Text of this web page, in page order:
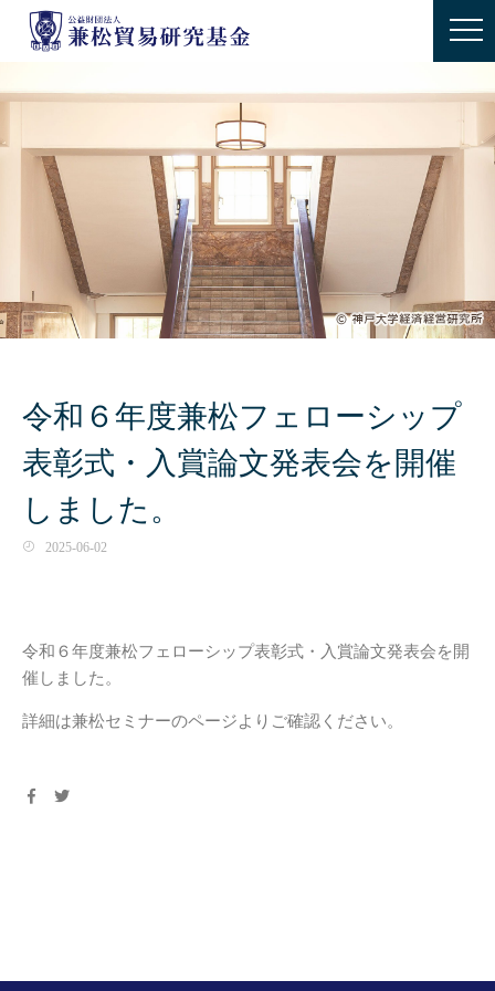
令和６年度兼松フェローシップ
表彰式・入賞論文発表会を開催
しました。
2025-06-02
令和６年度兼松フェローシップ表彰式・入賞論文発表会を開
催しました。
詳細は兼松セミナーのページよりご確認ください。